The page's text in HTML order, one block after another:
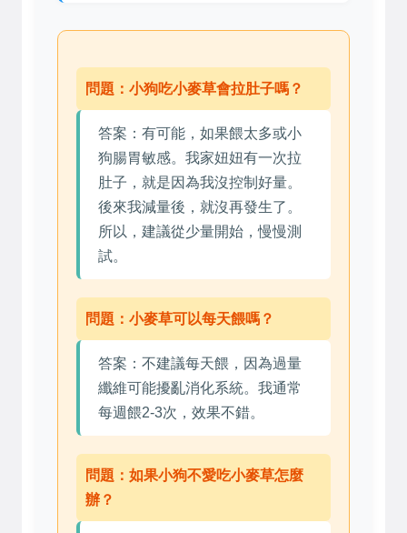
問題：小狗吃小麥草會拉肚子嗎？
答案：有可能，如果餵太多或小
狗腸胃敏感。我家妞妞有一次拉
肚子，就是因為我沒控制好量。
後來我減量後，就沒再發生了。
所以，建議從少量開始，慢慢測
試。
問題：小麥草可以每天餵嗎？
答案：不建議每天餵，因為過量
纖維可能擾亂消化系統。我通常
每週餵2-3次，效果不錯。
問題：如果小狗不愛吃小麥草怎麼
辦？